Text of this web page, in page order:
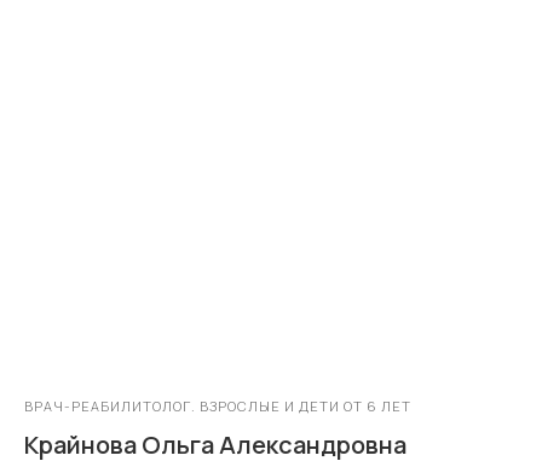
ВРАЧ-РЕАБИЛИТОЛОГ. ВЗРОСЛЫЕ И ДЕТИ ОТ 6 ЛЕТ
Крайнова Ольга Александровна